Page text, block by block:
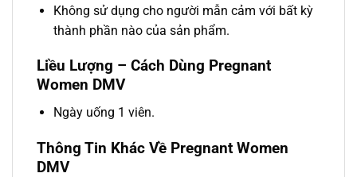
Không sử dụng cho người mẫn cảm với bất kỳ
thành phần nào của sản phẩm.
Liều Lượng – Cách Dùng Pregnant
Women DMV
Ngày uống 1 viên.
Thông Tin Khác Về Pregnant Women
DMV